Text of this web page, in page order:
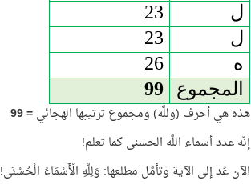
ل
23
ل
23
ه
26
المجموع
99
هذه هي أحرف (وللَّه) ومجموع ترتيبها الهجائي=
99
إنّه عدد أسماء اللَّه الحسنى كما تعلم!
الآن عُد إلى الآية وتأمَّل مطلعها: وَلِلَّهِ الْأَسْمَاءُ الْحُسْنَى!